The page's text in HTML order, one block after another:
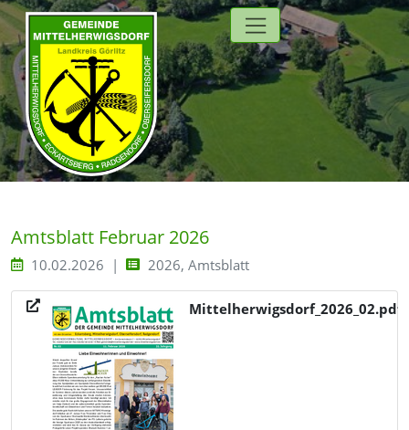
Direkt zur Hauptnavigation springen
Direkt zum Inhalt springen
Zur Unternavigation springen
Amtsblatt Februar 2026
10.02.2026 2026, Amtsblatt
Mittelherwigsdorf_2026_02.pdf